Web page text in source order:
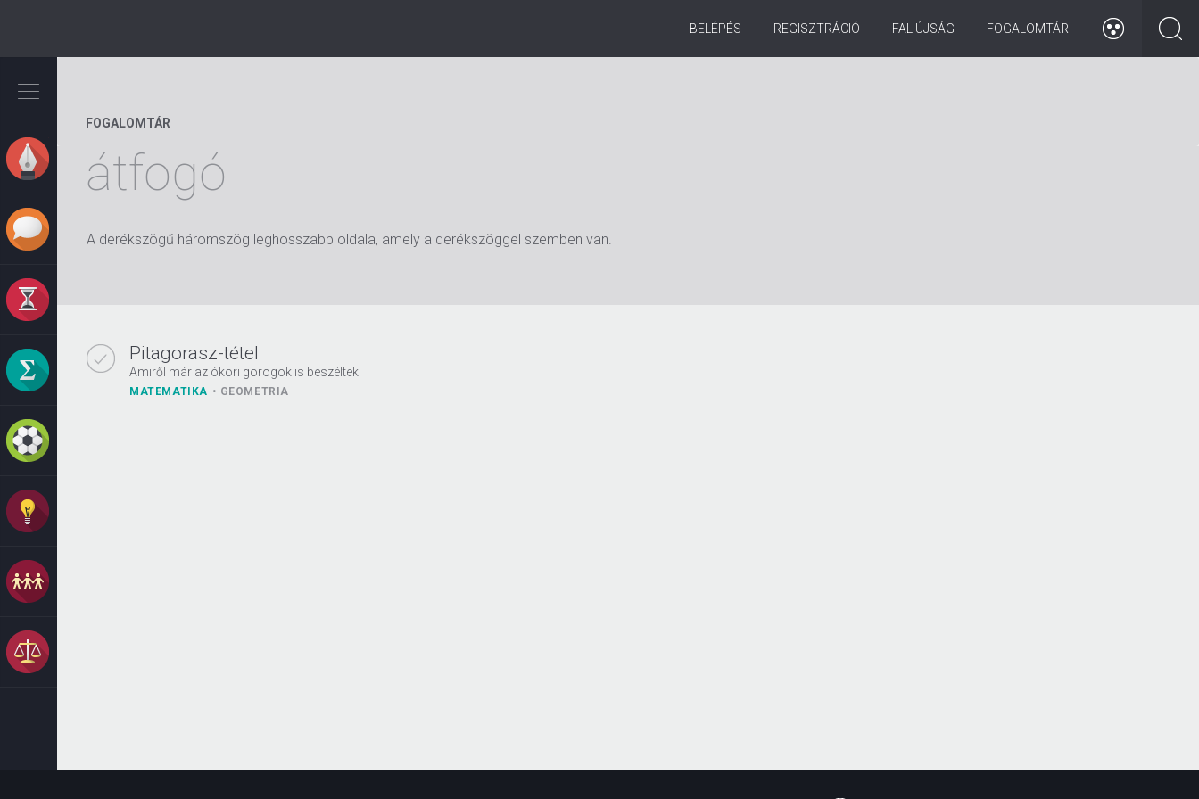
tartalomra
REGISZTRÁCIÓ FALIÚJSÁG FOGALOMTÁR
BELÉPÉS
FOGALOMTÁR
átfogó
A derékszögű háromszög leghosszabb oldala, amely a derékszöggel szemben van.
Pitagorasz-tétel
Amiről már az ókori görögök is beszéltek
MATEMATIKA GEOMETRIA